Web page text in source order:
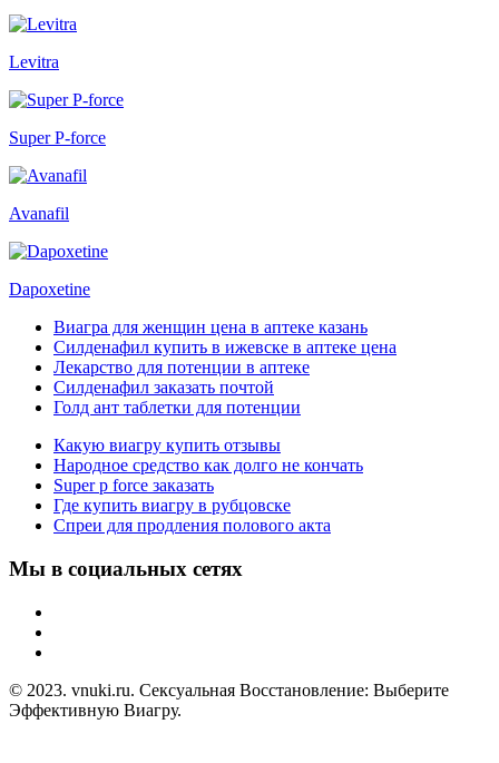
Levitra
Super P-force
Avanafil
Dapoxetine
Виагра для женщин цена в аптеке казань
Силденафил купить в ижевске в аптеке цена
Лекарство для потенции в аптеке
Силденафил заказать почтой
Голд ант таблетки для потенции
Какую виагру купить отзывы
Народное средство как долго не кончать
Super p force заказать
Где купить виагру в рубцовске
Спреи для продления полового акта
Мы в социальных сетях
© 2023. vnuki.ru. Сексуальная Восстановление: Выберите
Эффективную Виагру.